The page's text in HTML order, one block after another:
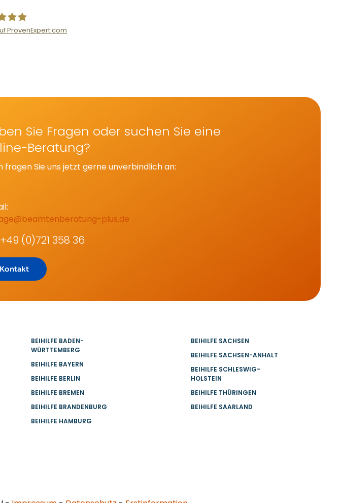
ProvenExpert.com
Sie Fragen oder suchen Sie eine
Beratung?
fragen Sie uns jetzt gerne unverbindlich an:
plus.de
(0)721 358 36
Kontakt
BEIHILFE BADEN-
WÜRTTEMBERG
BEIHILFE BAYERN
BEIHILFE BERLIN
BEIHILFE BREMEN
BEIHILFE BRANDENBURG
BEIHILFE HAMBURG
BEIHILFE SACHSEN
BEIHILFE SACHSEN-ANHALT
BEIHILFE SCHLESWIG-
HOLSTEIN
BEIHILFE THÜRINGEN
BEIHILFE SAARLAND